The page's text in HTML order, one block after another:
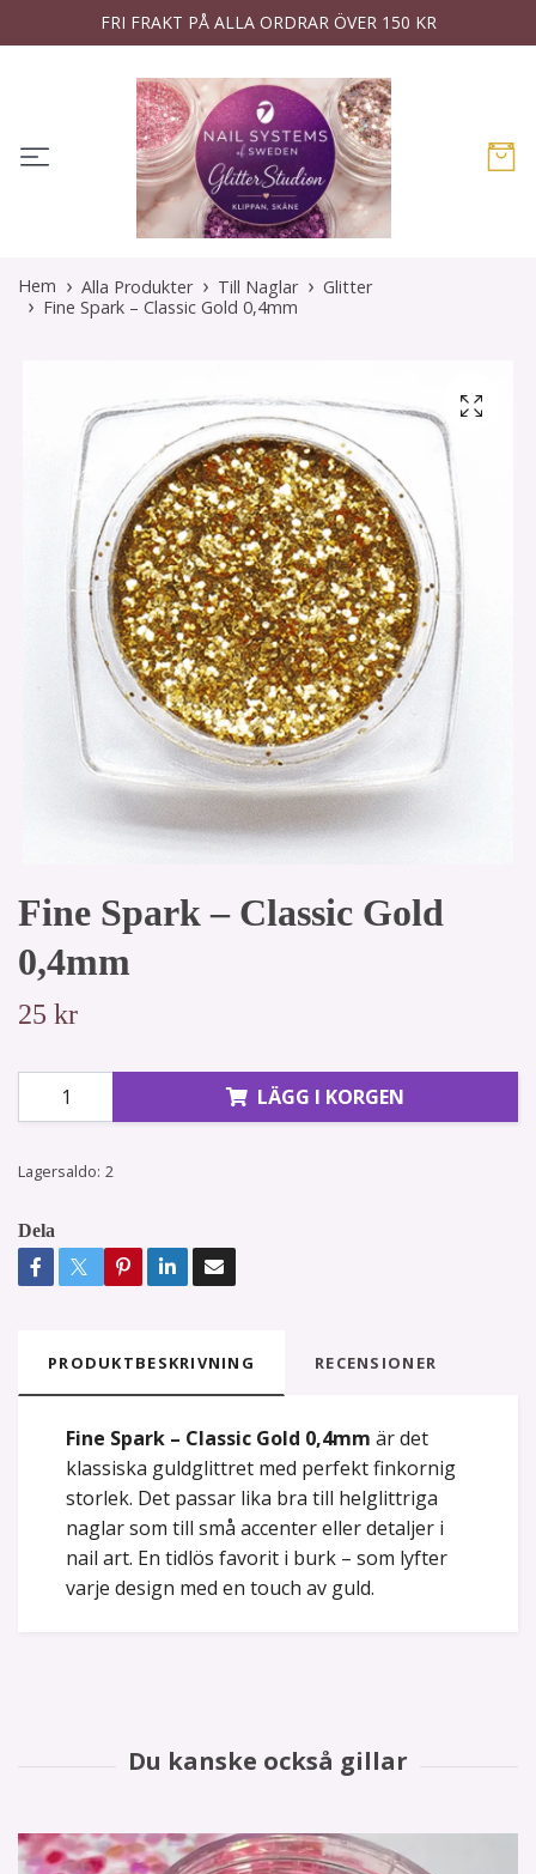
FRI FRAKT PÅ ALLA ORDRAR ÖVER 150 KR
Hem Alla Produkter Till Naglar
Glitter
Fine Spark – Classic Gold 0,4mm
Fine Spark – Classic Gold
0,4mm
25 kr
LÄGG I KORGEN
Lagersaldo: 2
Dela
PRODUKTBESKRIVNING RECENSIONER
Fine Spark – Classic Gold 0,4mm är det
klassiska guldglittret med perfekt finkornig
storlek. Det passar lika bra till helglittriga
naglar som till små accenter eller detaljer i
nail art. En tidlös favorit i burk – som lyfter
varje design med en touch av guld.